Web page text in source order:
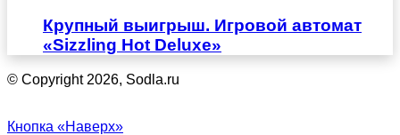
Крупный выигрыш. Игровой автомат
«Sizzling Hot Deluxe»
© Copyright 2026, Sodla.ru
Кнопка «Наверх»